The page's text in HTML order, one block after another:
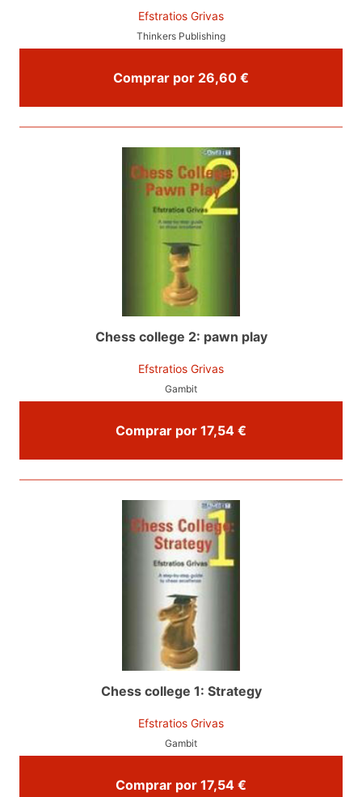
Efstratios Grivas
Thinkers Publishing
Comprar por 26,60 €
Chess college 2: pawn play
Efstratios Grivas
Gambit
Comprar por 17,54 €
Chess college 1: Strategy
Efstratios Grivas
Gambit
Comprar por 17,54 €